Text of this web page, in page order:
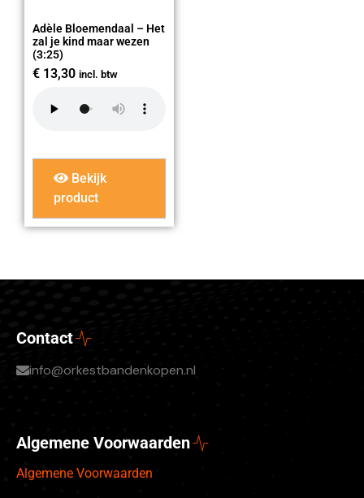
Adèle Bloemendaal – Het
zal je kind maar wezen
(3:25)
€ 13,30 incl. btw
Bekijk
product
Contact
info@orkestbandenkopen.nl
Algemene Voorwaarden
Algemene Voorwaarden